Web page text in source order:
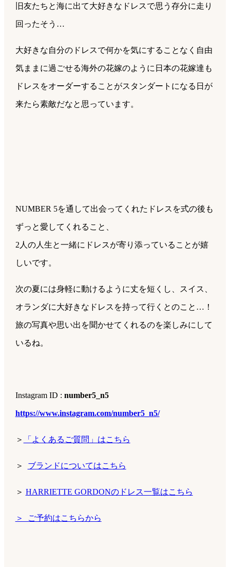
旧友たちと海に出て大好きなドレスで思う存分に走り
回ったそう…
大好きな自分のドレスで何かを気にすることなく自由
気ままに過ごせる海外の花嫁のように日本の花嫁達も
ドレスをオーダーすることがスタンダートになる日が
来たら素敵だなと思っています。
NUMBER 5を通して出会ってくれたドレスを式の後も
ずっと愛してくれること、
2人の人生と一緒にドレスが寄り添っていることが嬉
しいです。
次の夏には身軽に動けるように丈を短くし、 スイス、
オランダに大好きなドレスを持って行くとのこと…！
旅の写真や思い出を聞かせてくれるのを楽しみにして
いるね。
Instagram ID : number5_n5
https://www.instagram.com/number5_n5/
＞ 「よくあるご質問」はこちら
＞ ブランドについてはこちら
＞ HARRIETTE GORDONのドレス一覧はこちら
＞ ご予約はこちらから